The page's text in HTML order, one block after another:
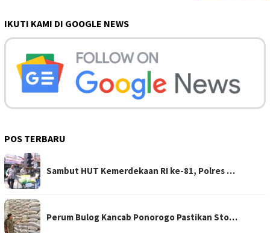
IKUTI KAMI DI GOOGLE NEWS
POS TERBARU
Sambut HUT Kemerdekaan RI ke-81, Polres …
Perum Bulog Kancab Ponorogo Pastikan Sto…